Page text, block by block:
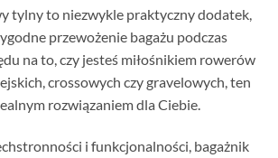
tylny to niezwykle praktyczny dodatek,
przewożenie bagażu podczas
na to, czy jesteś miłośnikiem rowerów
crossowych czy gravelowych, ten
rozwiązaniem dla Ciebie.
i funkcjonalności, bagażnik